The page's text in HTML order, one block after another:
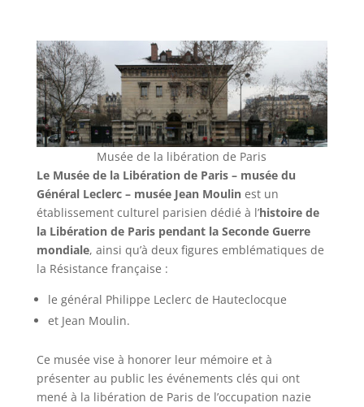
Musée de la libération de Paris
Le Musée de la Libération de Paris – musée du
Général Leclerc – musée Jean Moulinest un
établissement culturel parisien dédié à l’histoire de
la Libération de Paris pendant la Seconde Guerre
mondiale, ainsi qu’à deux figures emblématiques de
la Résistance française :
le général Philippe Leclerc de Hauteclocque
et Jean Moulin.
Ce musée vise à honorer leur mémoire et à
présenter au public les événements clés qui ont
mené à la libération de Paris de l’occupation nazie